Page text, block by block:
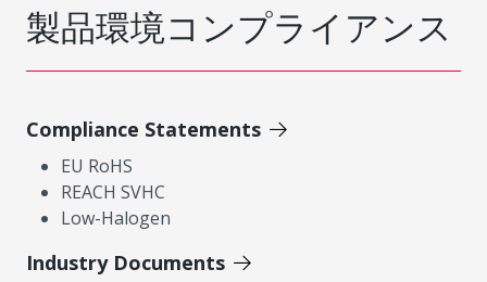
製品環境コンプライアンス
Compliance Statements
EU RoHS
REACH SVHC
Low-Halogen
Industry Documents